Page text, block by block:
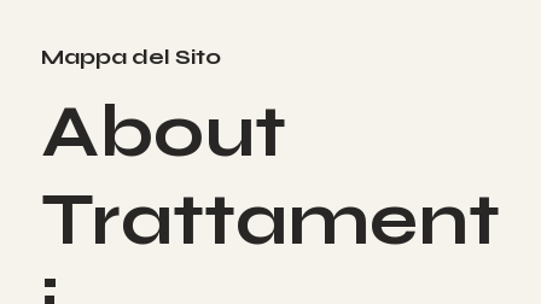
Mappa del Sito
About
Trattament